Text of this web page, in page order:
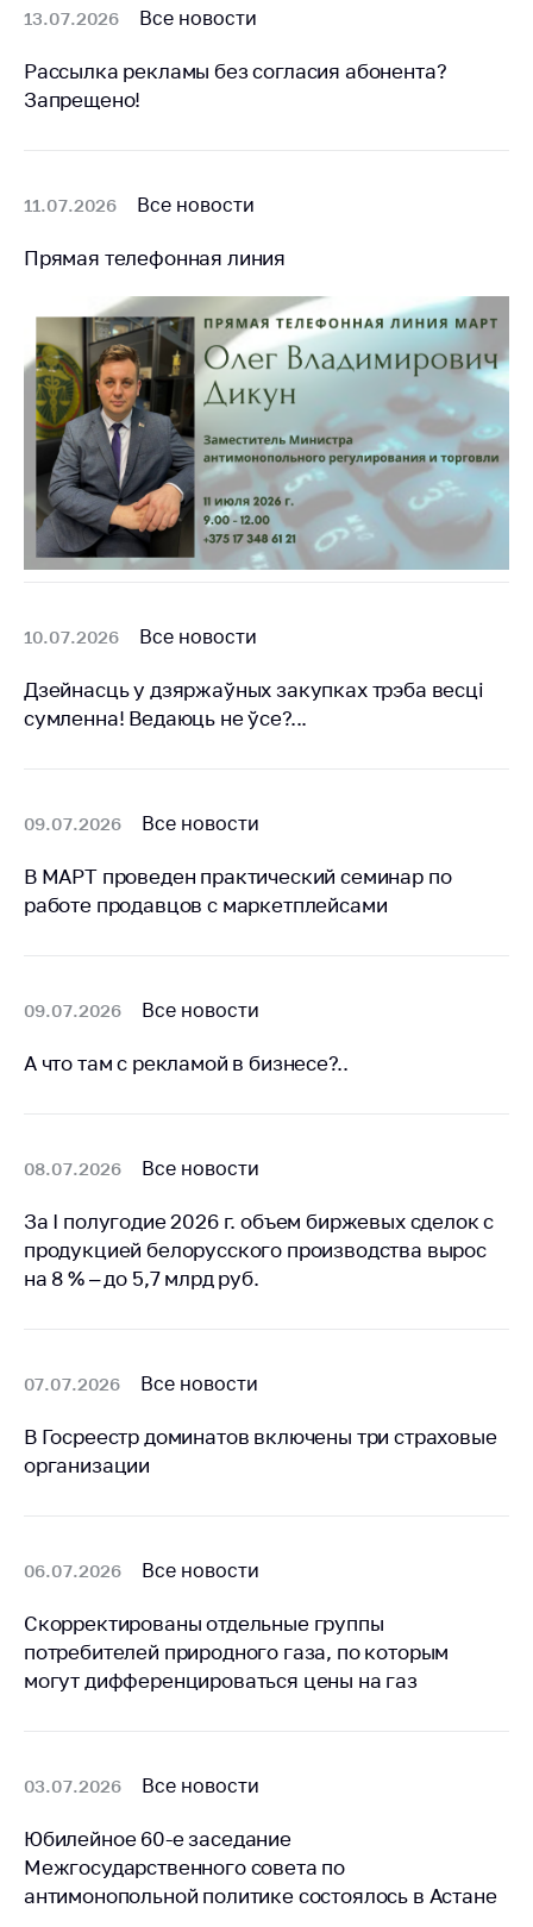
Адрес и режим
Приемная
Пресс-служба
Вышестоящий
государственный
орган
Важное на сайте
Сообщить о росте
цен
Ценообразование
на лекарственные
средства, изделия
медицинского
назначения и
Решение Комиссии
факта нарушения
(отсутствия)
предупреждения
Общественное
Маркировка
товаров
Упрощение условий
предотвращению
COVID-19 для
субъектов торговли,
общественного
питания, бытового
вопросам
регулирования и
конкурентной
политики
13.07.2026 Все новости
Рассылка рекламы без согласия абонента?
Запрещено!
11.07.2026 Все новости
Прямая телефонная линия
10.07.2026 Все новости
Дзейнасць у дзяржаўных закупках трэба весцi
сумленна! Ведаюць не ўсе?...
09.07.2026 Все новости
В МАРТ проведен практический семинар по
работе продавцов с маркетплейсами
09.07.2026 Все новости
А что там с рекламой в бизнесе?..
08.07.2026 Все новости
За I полугодие 2026 г. объем биржевых сделок с
продукцией белорусского производства вырос
на 8 % – до 5,7 млрд руб.
07.07.2026 Все новости
В Госреестр доминатов включены три страховые
организации
06.07.2026 Все новости
Скорректированы отдельные группы
потребителей природного газа, по которым
могут дифференцироваться цены на газ
03.07.2026 Все новости
Юбилейное 60-е заседание
Межгосударственного совета по
антимонопольной политике состоялось в Астане